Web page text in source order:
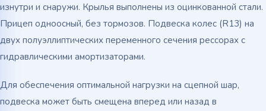
изнутри и снаружи. Крылья выполнены из оцинкованной стали.
Прицеп одноосный, без тормозов. Подвеска колес (R13) на
двух полуэллиптических переменного сечения рессорах с
гидравлическими амортизаторами.
Для обеспечения оптимальной нагрузки на сцепной шар,
подвеска может быть смещена вперед или назад в